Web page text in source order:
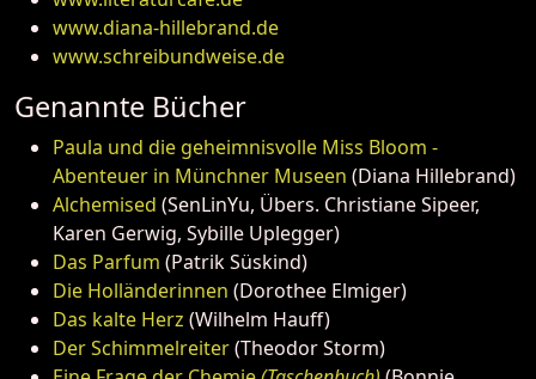
www.diana-hillebrand.de
www.schreibundweise.de
Genannte Bücher
Paula und die geheimnisvolle Miss Bloom -
Abenteuer in Münchner Museen (Diana Hillebrand)
Alchemised (SenLinYu, Übers. Christiane Sipeer,
Karen Gerwig, Sybille Uplegger)
Das Parfum (Patrik Süskind)
Die Holländerinnen (Dorothee Elmiger)
Das kalte Herz (Wilhelm Hauff)
Der Schimmelreiter(Theodor Storm)